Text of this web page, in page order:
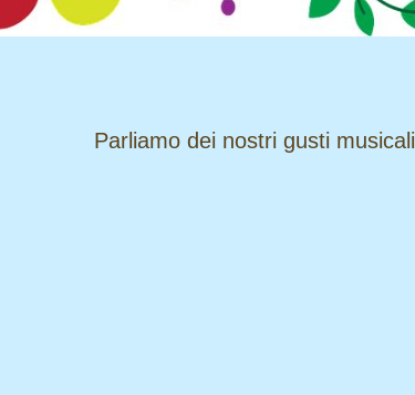
​​​​​​​Parliamo dei nostri gusti musicali